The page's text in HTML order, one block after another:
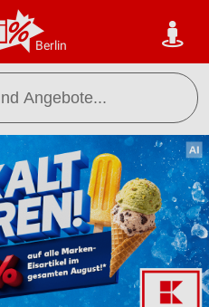
Berlin